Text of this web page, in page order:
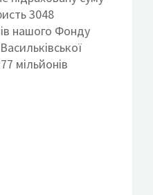
3048
нашого Фонду
мільйонів